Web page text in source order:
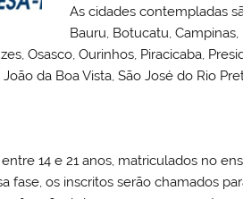
As cidades contempladas
Bauru, Botucatu,
Osasco, Ourinhos, Piracicaba,
da Boa Vista, São José do Rio
14 e 21 anos, matriculados no
fase, os inscritos serão chamados